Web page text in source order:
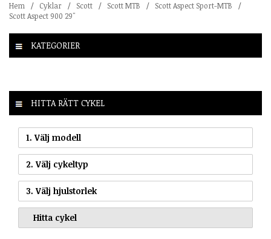
Hem / Cyklar / Scott / Scott MTB / Scott Aspect Sport-MTB
/
Scott Aspect 900 29"
KATEGORIER
HITTA RÄTT CYKEL
1. Välj modell
2. Välj cykeltyp
3. Välj hjulstorlek